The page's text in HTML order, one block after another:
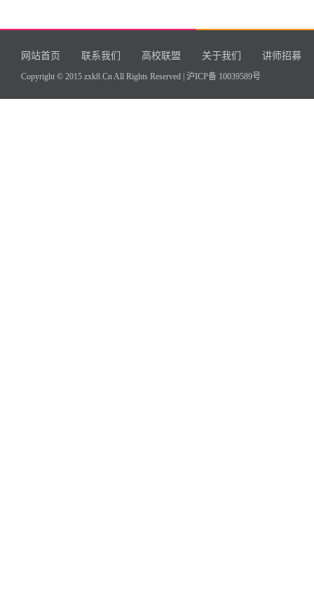
网站首页 联系我们 高校联盟 关于我们 讲师招募
Copyright © 2015 zxk8.Cn All Rights Reserved | 沪ICP备 10039589号